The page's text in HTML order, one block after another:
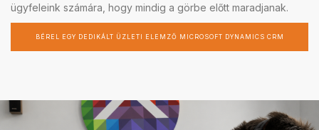
ügyfeleink számára, hogy mindig a görbe előtt maradjanak.
BÉREL EGY DEDIKÁLT ÜZLETI ELEMZŐ MICROSOFT DYNAMICS CRM